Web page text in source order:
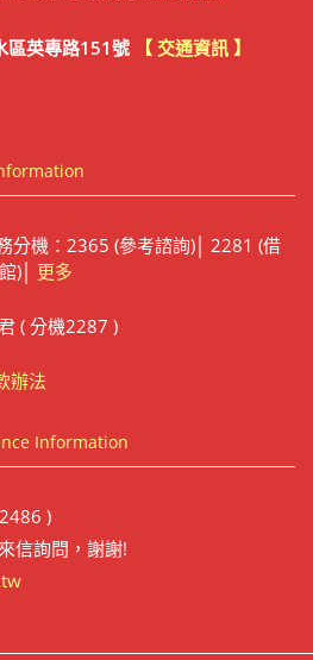
區英專路151號 【 交通資訊 】
分機：2365 (參考諮詢)│ 2281 (借
)│ 更多
( 分機2287 )
辦法
Information
)
信詢問，謝謝!